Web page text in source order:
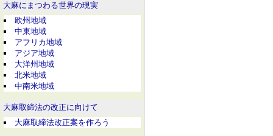
大麻にまつわる世界の現実
欧州地域
中東地域
アフリカ地域
アジア地域
大洋州地域
北米地域
中南米地域
大麻取締法の改正に向けて
大麻取締法改正案を作ろう